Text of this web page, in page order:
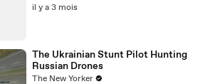
il y a 3 mois
The Ukrainian Stunt Pilot Hunting
Russian Drones
The New Yorker